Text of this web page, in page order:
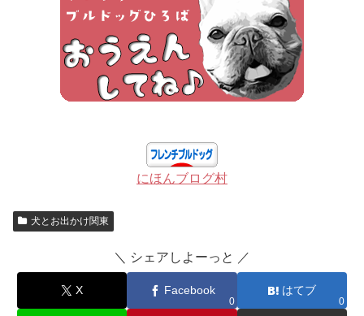
にほんブログ村
犬とお出かけ関東
＼ シェアしよーっと ／
X Facebook
0
はてブ
0